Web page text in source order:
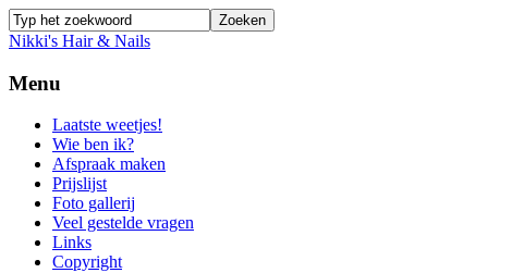
Nikki's Hair & Nails
Menu
Laatste weetjes!
Wie ben ik?
Afspraak maken
Prijslijst
Foto gallerij
Veel gestelde vragen
Links
Copyright